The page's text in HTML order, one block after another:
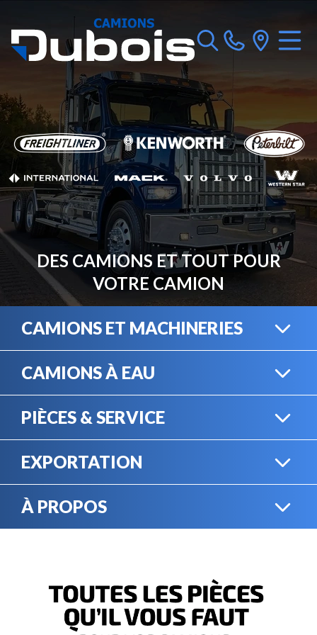
DES CAMIONS ET TOUT POUR
VOTRE CAMION
CAMIONS ET MACHINERIES
VENDEZ VOTRE
ÉQUIPEMENT
CAMIONS À EAU
PIÈCES & SERVICE
SERVICE MÉCANIQUE
EXPORTATION
À PROPOS